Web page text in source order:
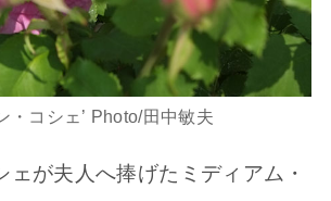
・コシェ’ Photo/田中敏夫
ェが夫人へ捧げたミディアム・